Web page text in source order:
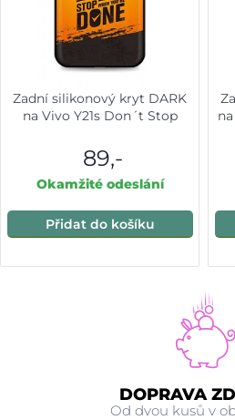
Zadní silikonový kryt DARK
na Vivo Y21s Don´t Stop
89,-
Okamžité odeslání
Přidat do košíku
DOPRAVA
Od dvou kusů v